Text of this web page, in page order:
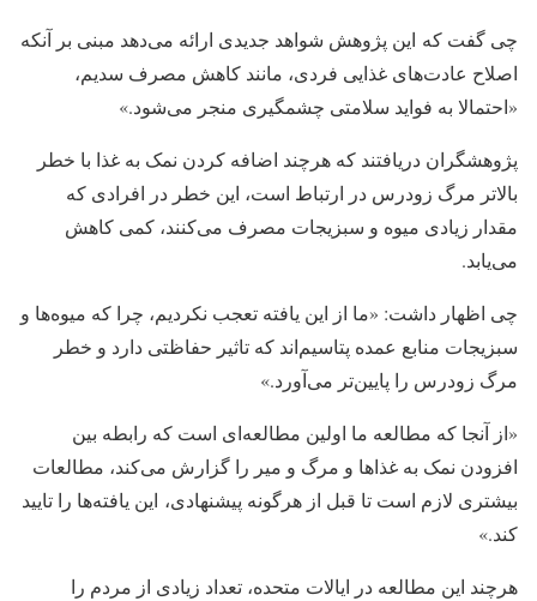
چی گفت که این پژوهش شواهد جدیدی ارائه می‌دهد مبنی بر آنکه
اصلاح عادت‌های غذایی فردی، مانند کاهش مصرف سدیم،
«احتمالا به فواید سلامتی چشمگیری منجر می‌شود.»
پژوهشگران دریافتند که هرچند اضافه کردن نمک به غذا با خطر
بالاتر مرگ زودرس در ارتباط است، این خطر در افرادی که
مقدار زیادی میوه و سبزیجات مصرف می‌کنند، کمی کاهش
می‌یابد.
چی اظهار داشت: «ما از این یافته تعجب نکردیم، چرا که میوه‌ها و
سبزیجات منابع عمده پتاسیم‌اند که تاثیر حفاظتی دارد و خطر
مرگ زودرس را پایین‌تر می‌آورد.»
«از آنجا که مطالعه ما اولین مطالعه‌ای است که رابطه بین
افزودن نمک به غذاها و مرگ و میر را گزارش می‌کند، مطالعات
بیشتری لازم است تا قبل از هرگونه پیشنهادی، این یافته‌ها را تایید
کند.»
هرچند این مطالعه در ایالات متحده، تعداد زیادی از مردم را